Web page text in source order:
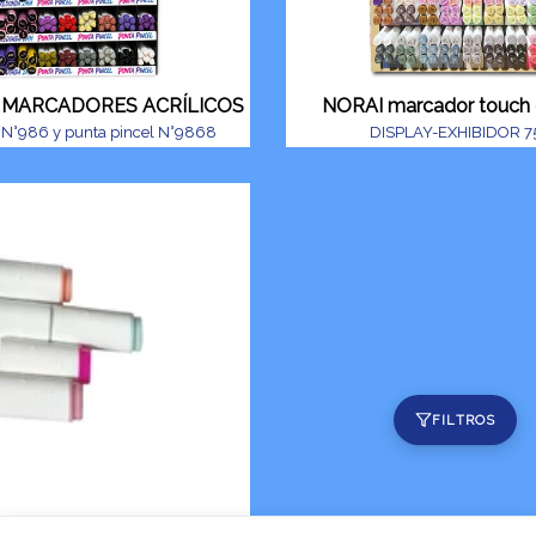
FILTROS
ACRÍLICOS
y punta pincel N°9868
NORAI marcador
DISPLAY-EXHIBIDOR